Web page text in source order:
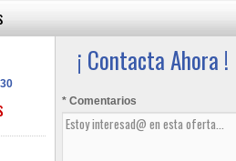
¡ Contacta Ahora !
* Comentarios